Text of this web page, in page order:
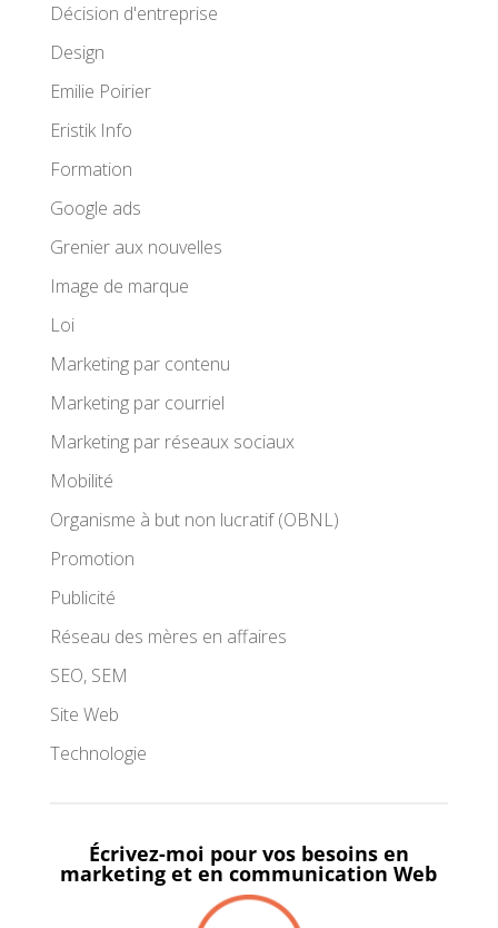
Décision d'entreprise
Design
Emilie Poirier
Eristik Info
Formation
Google ads
Grenier aux nouvelles
Image de marque
Loi
Marketing par contenu
Marketing par courriel
Marketing par réseaux sociaux
Mobilité
Organisme à but non lucratif (OBNL)
Promotion
Publicité
Réseau des mères en affaires
SEO, SEM
Site Web
Technologie
Écrivez-moi pour vos besoins en
marketing et en communication Web